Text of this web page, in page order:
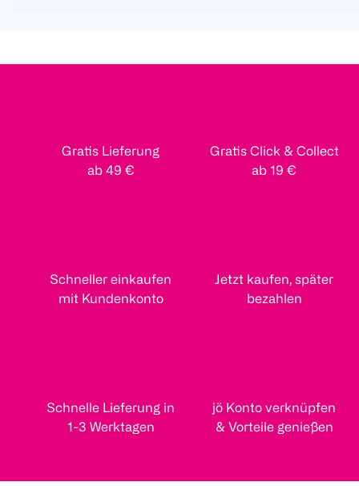
Gratis Lieferung
ab 49 €
Gratis Click & Collect
ab 19 €
Schneller einkaufen
mit Kundenkonto
Jetzt kaufen, später
bezahlen
Schnelle Lieferung in
1-3 Werktagen
jö Konto verknüpfen
& Vorteile genießen